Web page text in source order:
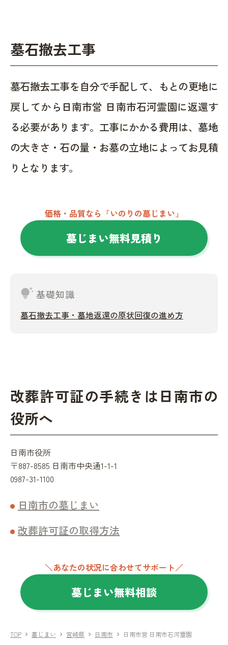
墓石撤去工事
墓石撤去工事を自分で手配して、もとの更地に
戻してから日南市営 日南市石河霊園に返還す
る必要があります。工事にかかる費用は、墓地
の大きさ・石の量・お墓の立地によってお見積
りとなります。
価格・品質なら「いのりの墓じまい」
墓じまい無料見積り
tips_and_updates基礎知識
墓石撤去工事・墓地返還の原状回復の進め方
改葬許可証の手続きは日南市の
役所へ
日南市役所
〒887-8585 日南市中央通1-1-1
0987-31-1100
日南市の墓じまい
改葬許可証の取得方法
＼あなたの状況に合わせてサポート／
墓じまい無料相談
TOP chevron_right 墓じまい chevron_right 宮崎県 chevron_right 日南市 chevron_right 日南市営 日南市石河霊園